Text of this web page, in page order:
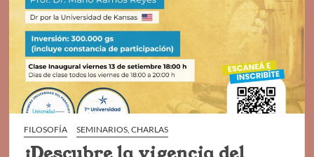
FILOSOFÍA SEMINARIOS, CHARLAS